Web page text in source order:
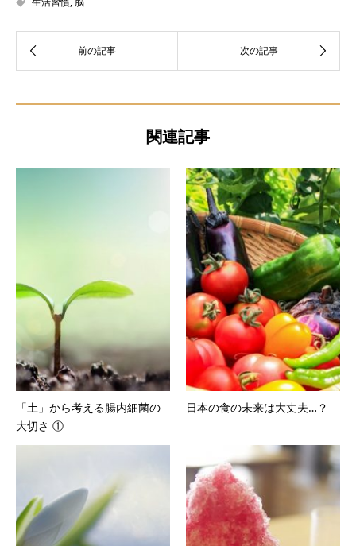
関連記事
「土」から考える腸内細菌の
大切さ ①
日本の食の未来は大丈夫…？